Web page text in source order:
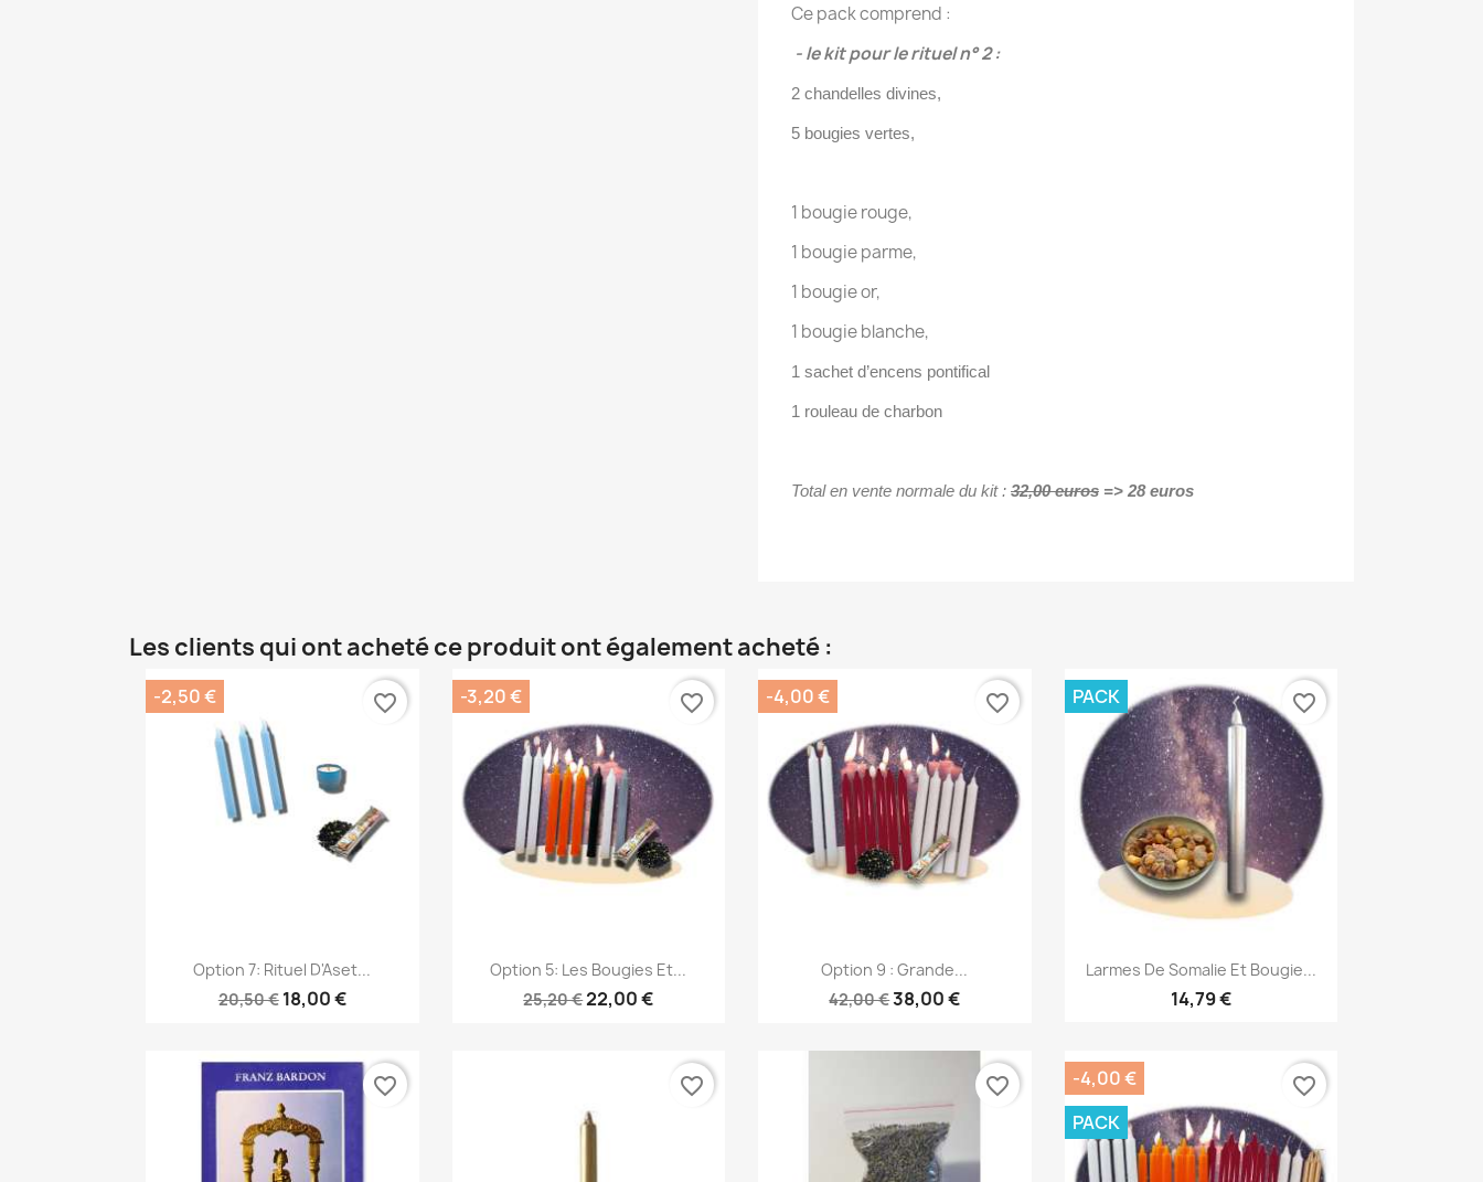
Ce pack comprend :
- le kit pour le rituel n° 2 :
2 chandelles divines,
5 bougies vertes,
1 bougie rouge,
1 bougie parme,
1 bougie or,
1 bougie blanche,
1 sachet d’encens pontifical
1 rouleau de charbon
Total en vente normale du kit : 32,00euros => 28 euros
Les clients qui ont acheté ce produit ont également acheté :
Aperçu rapide
Option 7: Rituel D'Aset...
20,50 € 18,00 €
-2,50 € favorite_border
Aperçu rapide
Option 5: Les Bougies Et...
25,20 €22,00 €
-3,20 € favorite_border
Aperçu rapide
Option 9 : Grande...
42,00 €38,00 €
-4,00 € favorite_border
Aperçu rapide
Larmes De Somalie Et Bougie...
14,79 €
PACK favorite_border
favorite_border favorite_border favorite_border
-4,00 €
PACK
favorite_border